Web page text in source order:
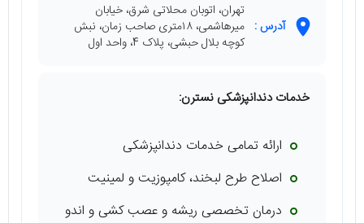
آدرس :
تهران، اتوبان محلاتی شرق، خیابان
میرهاشمی، ۱۸متری صاحب زمان، نبش
کوچه بلال حبشی، پلاک 4، واحد اول
خدمات دندانپزشکی نسترن:
ارائه تمامی خدمات دندانپزشکی
اصلاح طرح لبخند، کامپوزیت و لمینیت
درمان تخصصی ریشه و عصب کشی و اندو